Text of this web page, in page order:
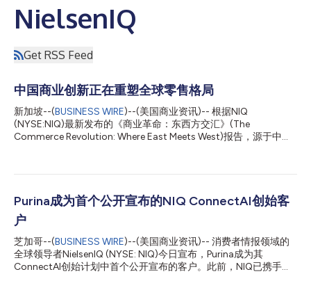
NielsenIQ
Get RSS Feed
中国商业创新正在重塑全球零售格局
新加坡--(BUSINESS WIRE)--(美国商业资讯)-- 根据NIQ
(NYSE:NIQ)最新发布的《商业革命：东西方交汇》(The
Commerce Revolution: Where East Meets West)报告，源于中国
报告揭示了这场变革的规模：2025年中国直播电商市场规模约达
献了全球约55%的电商收入。该地区近六成(59%)的消费者已经通
过社交平台购物。 在亚太地区，社交电商和全渠道零售的快速发
展，正加速推动最早在中国实现规模化应用的商业模式的普及。随
着这些模式在区域市场不断渗透，品牌需要更全面地理解消费者如
何通过线下和线上渠道发现、评估和购买商品。 NIQ亚太区总裁
Rachel White表示：“下一代零售将由那些能够将消费者情报贯穿
线下和线上商务的企业来塑造。真正理解消费者如何在每一个触点
Purina成为首个公开宣布的NIQ ConnectAI创始客
户
芝加哥--(BUSINESS WIRE)--(美国商业资讯)-- 消费者情报领域的
全球领导者NielsenIQ (NYSE: NIQ)今日宣布，Purina成为其
ConnectAI创始计划中首个公开宣布的客户。此前，NIQ已携手涵